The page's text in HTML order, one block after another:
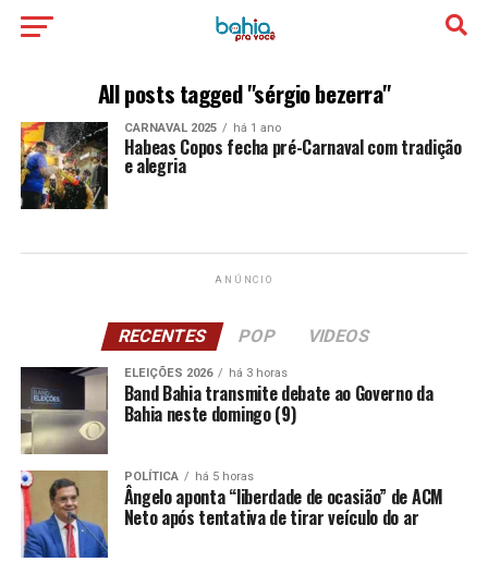
All posts tagged "sérgio bezerra"
CARNAVAL 2025 há 1 ano
Habeas Copos fecha pré-Carnaval com tradição
e alegria
ANÚNCIO
RECENTES POP VIDEOS
ELEIÇÕES 2026 há 3 horas
Band Bahia transmite debate ao Governo da
Bahia neste domingo (9)
POLÍTICA há 5 horas
Ângelo aponta “liberdade de ocasião” de ACM
Neto após tentativa de tirar veículo do ar